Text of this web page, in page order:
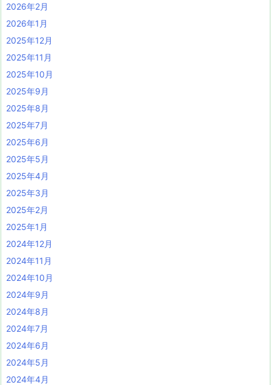
2026年2月
2026年1月
2025年12月
2025年11月
2025年10月
2025年9月
2025年8月
2025年7月
2025年6月
2025年5月
2025年4月
2025年3月
2025年2月
2025年1月
2024年12月
2024年11月
2024年10月
2024年9月
2024年8月
2024年7月
2024年6月
2024年5月
2024年4月